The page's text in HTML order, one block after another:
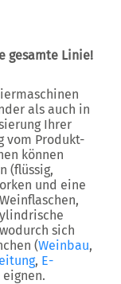
gesamte Linie!
als auch in
Ihrer
vom Produkt-
können
(flüssig,
und eine
sich
(Weinbau,
, E-
eignen.